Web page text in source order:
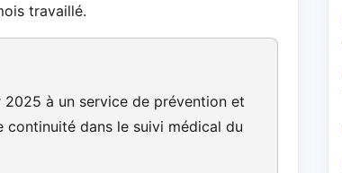
travaillé.
à un service de prévention et
dans le suivi médical du